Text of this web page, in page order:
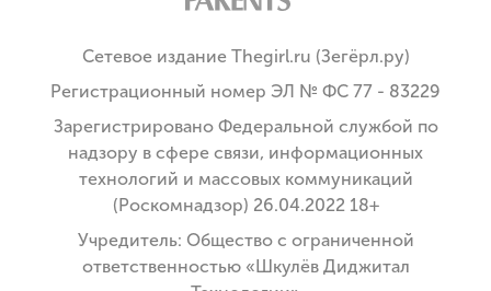
Сетевое издание Thegirl.ru (Зегёрл.ру)
Регистрационный номер ЭЛ № ФС 77 - 83229
Зарегистрировано Федеральной службой по
надзору в сфере связи, информационных
технологий и массовых коммуникаций
(Роскомнадзор) 26.04.2022 18+
Учредитель: Общество с ограниченной
ответственностью «Шкулёв Диджитал